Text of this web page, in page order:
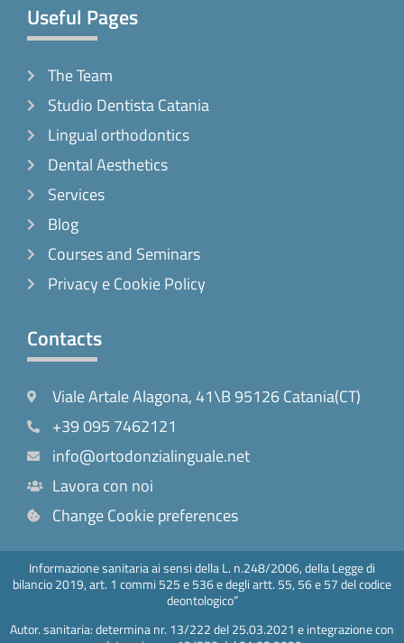
Useful Pages
The Team
Studio Dentista Catania
Lingual orthodontics
Dental Aesthetics
Services
Blog
Courses and Seminars
Privacy e Cookie Policy
Contacts
Viale Artale Alagona, 41\B 95126 Catania(CT)
+39 095 7462121
info@ortodonzialinguale.net
Lavora con noi
Change Cookie preferences
Informazione sanitaria ai sensi della L. n.248/2006, della Legge di
bilancio 2019, art. 1 commi 525 e 536 e degli artt. 55, 56 e 57 del codice
deontologico”
Autor. sanitaria: determina nr. 13/222 del 25.03.2021 e integrazione con